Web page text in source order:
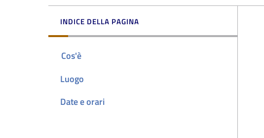
INDICE DELLA PAGINA
Cos'è
Luogo
Date e orari